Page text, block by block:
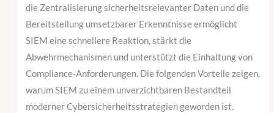
die Zentralisierung sicherheitsrelevanter Daten und die
Bereitstellung umsetzbarer Erkenntnisse ermöglicht
SIEM eine schnellere Reaktion, stärkt die
Abwehrmechanismen und unterstützt die Einhaltung von
Compliance-Anforderungen. Die folgenden Vorteile zeigen,
warum SIEM zu einem unverzichtbaren Bestandteil
moderner Cybersicherheitsstrategien geworden ist.